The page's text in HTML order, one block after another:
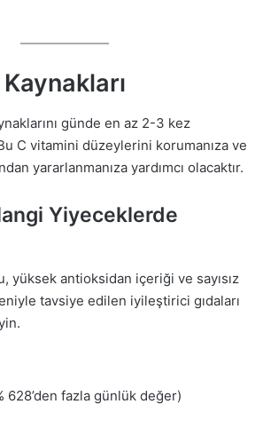
günde en az 2-3 kez
C vitamini düzeylerini korumanıza ve
yararlanmanıza yardımcı olacaktır.
Yiyeceklerde
yüksek antioksidan içeriği ve sayısız
tavsiye edilen iyileştirici gıdaları
628’den fazla günlük değer)